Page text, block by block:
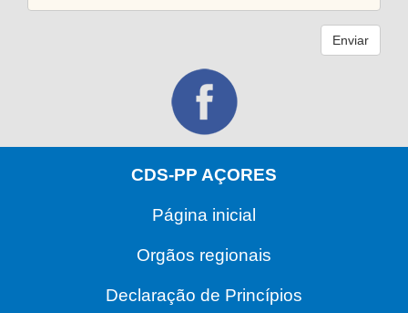
Enviar
CDS-PP AÇORES
Página inicial
Orgãos regionais
Declaração de Princípios